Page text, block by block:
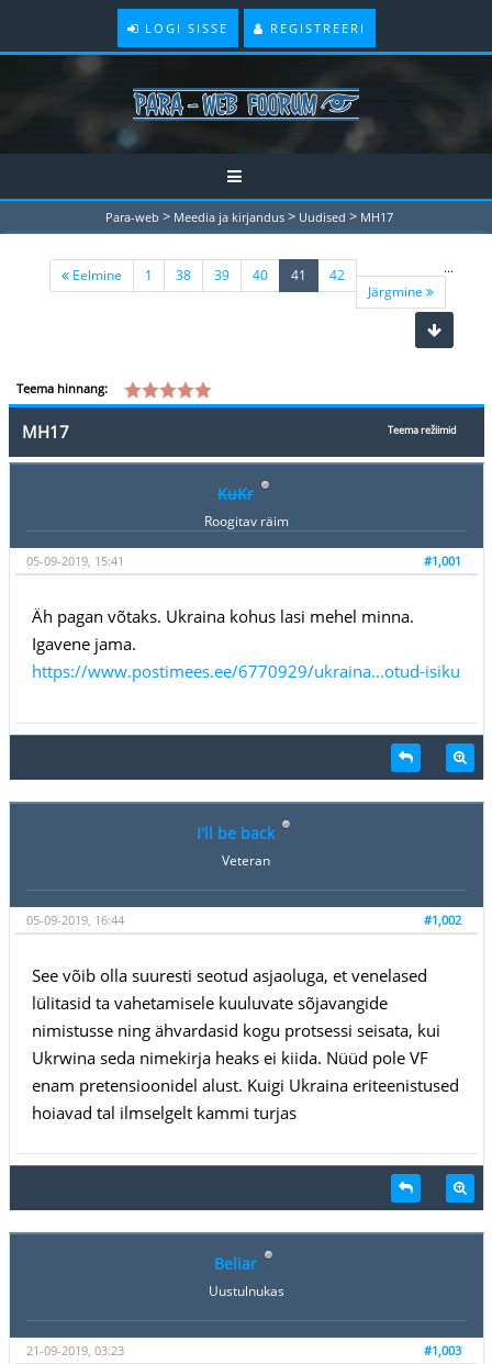
LOGI SISSE REGISTREERI
Para-web > Meedia ja kirjandus > Uudised > MH17
Eelmine 1 ...
38 39 40 41 (current)
42
Järgmine
Teema hinnang:
Teema režiimid
MH17
KuKr
Roogitav räim
#1,001
05-09-2019, 15:41
Äh pagan võtaks. Ukraina kohus lasi mehel minna.
Igavene jama.
https://www.postimees.ee/6770929/ukraina...otud-isiku
I'll be back
Veteran
#1,002
05-09-2019, 16:44
See võib olla suuresti seotud asjaoluga, et venelased
lülitasid ta vahetamisele kuuluvate sõjavangide
nimistusse ning ähvardasid kogu protsessi seisata, kui
Ukrwina seda nimekirja heaks ei kiida. Nüüd pole VF
enam pretensioonidel alust. Kuigi Ukraina eriteenistused
hoiavad tal ilmselgelt kammi turjas
Beliar
Uustulnukas
#1,003
21-09-2019, 03:23